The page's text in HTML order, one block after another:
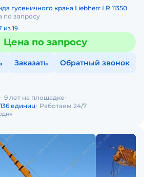
гусеничного крана Liebherr LR 11350
по запросу
из 19
Цена по запросу
Заказать Обратный звонок
9 лет на площадке
136 единиц Работаем 24/7